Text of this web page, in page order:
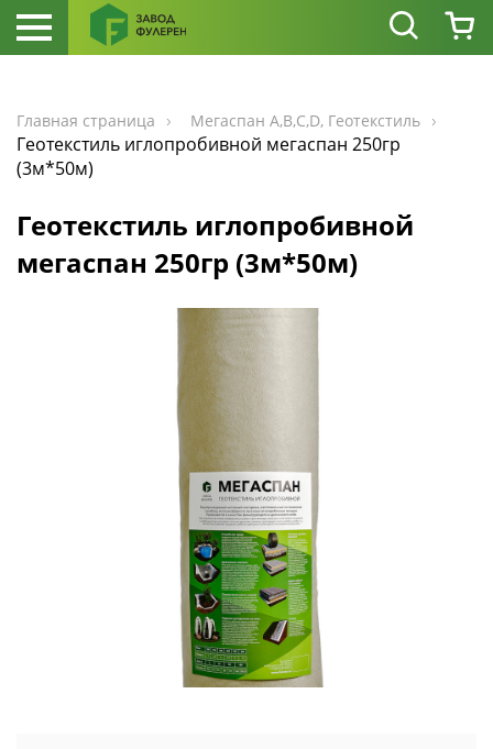
Главная страница Мегаспан А,В,С,D, Геотекстиль
Геотекстиль иглопробивной мегаспан 250гр
(3м*50м)
Геотекстиль иглопробивной
мегаспан 250гр (3м*50м)